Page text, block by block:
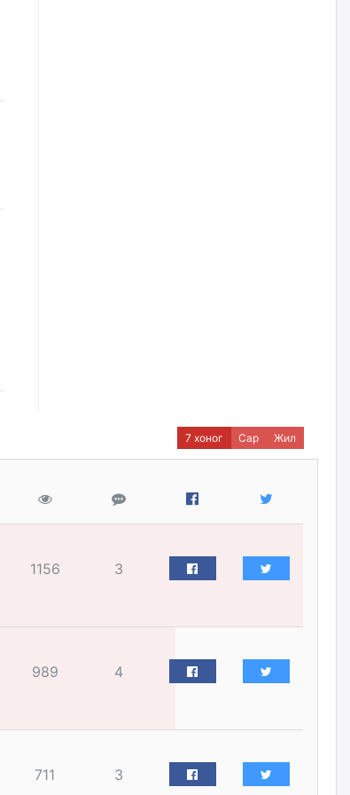
Дэлгүүрийн 32 хуудастай
өрийн дэвтэр долоо хоногт л
дүүрдэг
I ангийн цахим бүртгэл энэ
Үндсэн хууль зөрчсөн
Х.Булгантуяа, үндэсний эв
7 хоног Сар Жил
1156 3
989 4
711 3